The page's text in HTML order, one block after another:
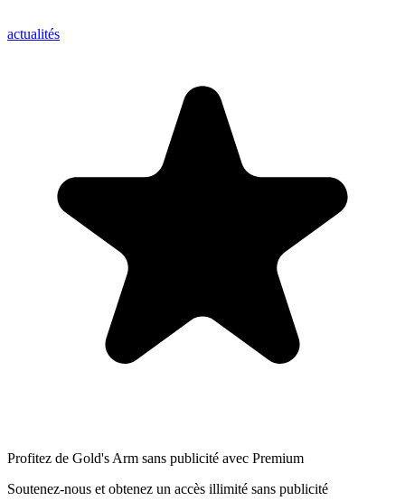
actualités
Profitez de Gold's Arm sans publicité avec Premium
Soutenez-nous et obtenez un accès illimité sans publicité